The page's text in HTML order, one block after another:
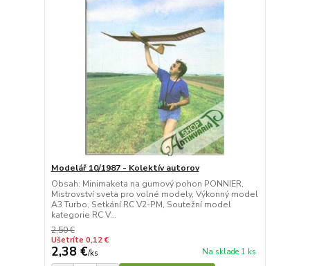
Modelář 10/1987 - Kolektív autorov
Obsah: Minimaketa na gumový pohon PONNIER,
Mistrovství sveta pro volné modely, Výkonný model
A3 Turbo, Setkání RC V2-PM, Soutežní model
kategorie RC V...
2,50 €
Ušetríte 0,12 €
2,38 €/ks Na sklade 1 ks